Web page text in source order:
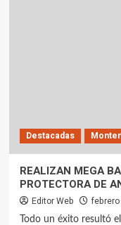
Destacadas
REALIZAN MEGA
PROTECTORA DE
Editor Web
Todo un éxito resultó